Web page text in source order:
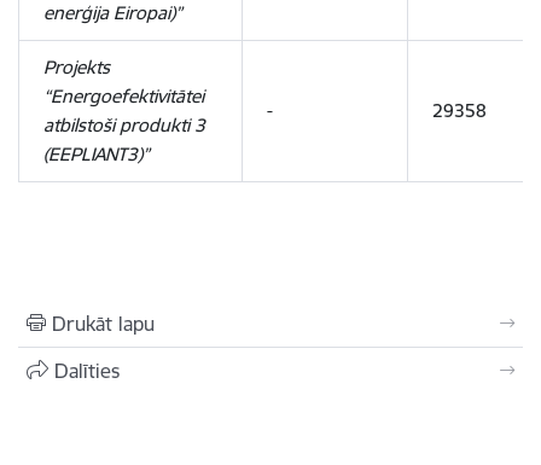
enerģija Eiropai)”
Projekts
“Energoefektivitātei
atbilstoši produkti 3
(EEPLIANT3)”
- 29358
Drukāt lapu
Dalīties